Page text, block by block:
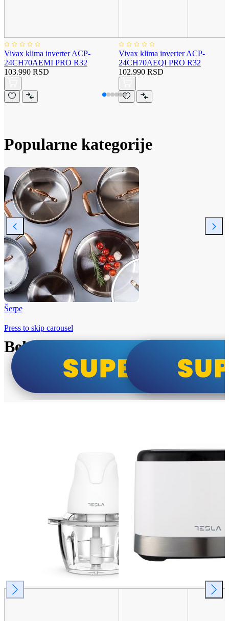
Vivax klima inverter ACP-
24CH70AEMI PRO R32
103.990 RSD
Vivax klima inverter ACP-
24CH70AEQI PRO R32
102.990 RSD
Popularne kategorije
Šerpe
Beko i Tesla super cene
Press to skip carousel